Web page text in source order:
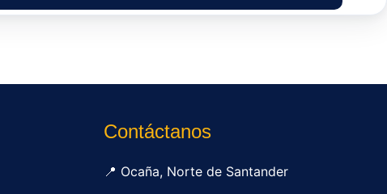
Contáctanos
📍 Ocaña, Norte de Santander